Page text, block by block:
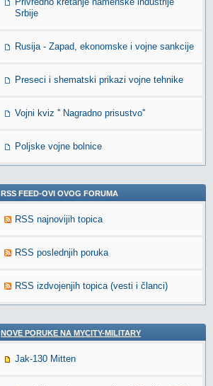
Srbije
Rusija - Zapad, ekonomske i vojne sankcije
Preseci i shematski prikazi vojne tehnike
Vojni kviz '' Nagradno prisustvo''
Poljske vojne bolnice
RSS FEED-OVI OVOG FORUMA
RSS najnovijih topica
RSS poslednjih poruka
RSS izdvojenjih topica (vesti i članci)
NOVE PORUKE NA MYCITY-MILITARY
Jak-130 Mitten